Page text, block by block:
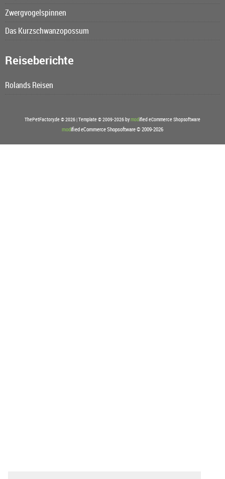
Zwergvogelspinnen
Das Kurzschwanzopossum
Reiseberichte
Rolands Reisen
ThePetFactory.de © 2026 | Template © 2009-2026 bymodified eCommerce Shopsoftware
modified eCommerce Shopsoftware © 2009-2026